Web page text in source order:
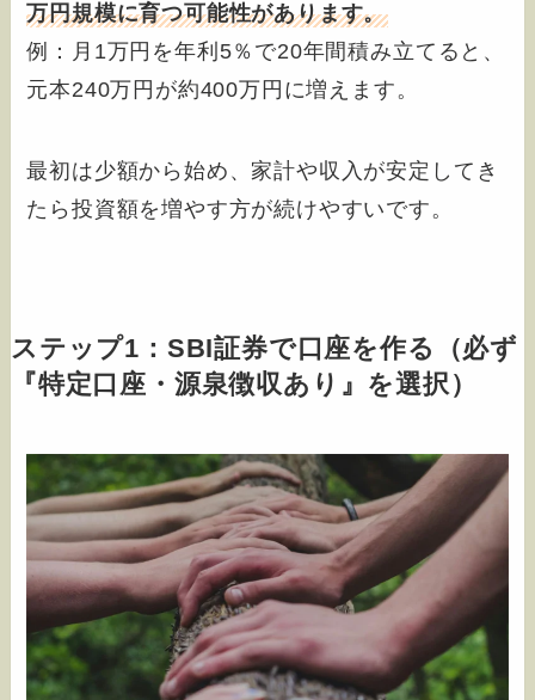
万円規模に育つ可能性があります。
例：月1万円を年利5％で20年間積み立てると、
元本240万円が約400万円に増えます。
最初は少額から始め、家計や収入が安定してき
たら投資額を増やす方が続けやすいです。
ステップ1：SBI証券で口座を作る（必ず
『特定口座・源泉徴収あり』を選択）